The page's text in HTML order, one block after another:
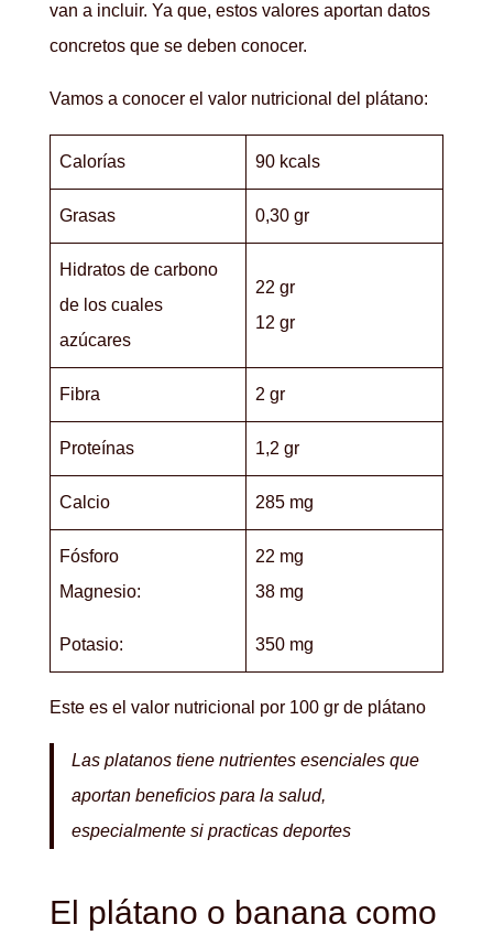
van a incluir. Ya que, estos valores aportan datos
concretos que se deben conocer.
Vamos a conocer el valor nutricional del plátano:
Calorías 90 kcals
Grasas 0,30 gr
Hidratos de carbono
de los cuales
azúcares
22 gr
12 gr
Fibra 2 gr
Proteínas 1,2 gr
Calcio 285 mg
Fósforo
Magnesio:
Potasio:
22 mg
38 mg
350 mg
Este es el valor nutricional por 100 gr de plátano
Las platanos tiene nutrientes esenciales que
aportan beneficios para la salud,
especialmente si practicas deportes
El plátano o banana como